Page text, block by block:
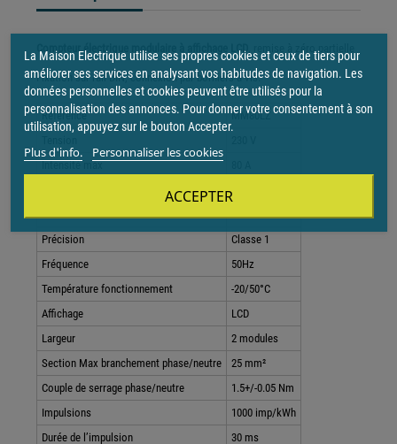
Compteur électrique modulaire à affichage LCD , remise à zéro partielle
Fixation sur rail DIN, connexion par borniers à vis.
Référence
MM80LZ
Intensité max
20 mA
Conformité
CE
Précision
Classe 1
Fréquence
50Hz
Température fonctionnement
-20/50°C
Affichage
LCD
Largeur
2 modules
Section Max branchement phase/neutre
25 mm²
Couple de serrage phase/neutre
1.5+/-0.05 Nm
Impulsions
1000 imp/kWh
Durée de l’impulsion
30 ms
La Maison Electrique utilise ses propres cookies et ceux de tiers pour
améliorer ses services en analysant vos habitudes de navigation. Les
données personnelles et cookies peuvent être utilisés pour la
personnalisation des annonces. Pour donner votre consentement à son
utilisation, appuyez sur le bouton Accepter.
Plus d'info. Personnaliser les cookies
ACCEPTER